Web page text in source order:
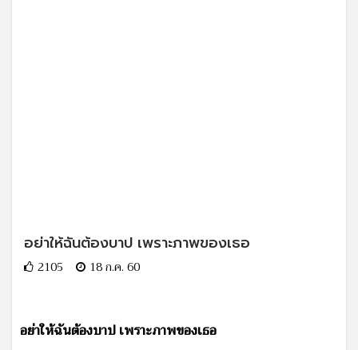
อย่าให้ฉันต้องบาป เพราะภาพของเธอ
2105 18 ก.ค. 60
อย่าให้ฉันต้องบาป เพราะภาพของเธอ